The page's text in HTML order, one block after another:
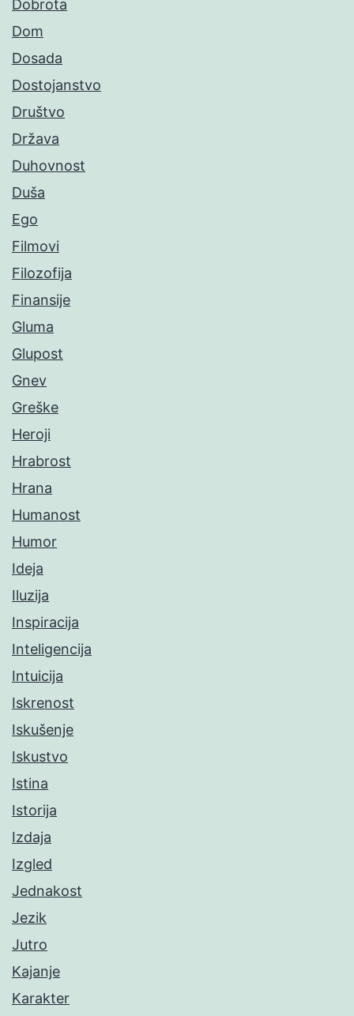
Dobrota
Dom
Dosada
Dostojanstvo
Društvo
Država
Duhovnost
Duša
Ego
Filmovi
Filozofija
Finansije
Gluma
Glupost
Gnev
Greške
Heroji
Hrabrost
Hrana
Humanost
Humor
Ideja
Iluzija
Inspiracija
Inteligencija
Intuicija
Iskrenost
Iskušenje
Iskustvo
Istina
Istorija
Izdaja
Izgled
Jednakost
Jezik
Jutro
Kajanje
Karakter